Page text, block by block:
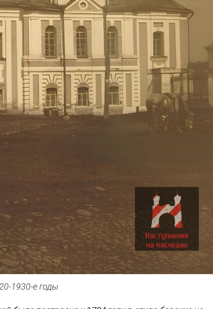
1930-е годы